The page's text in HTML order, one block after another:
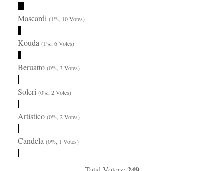
Mascardi(1%, 10 Votes)
Kouda(1%, 6 Votes)
Beruatto(0%, 3 Votes)
Soleri(0%, 2 Votes)
Artistico(0%, 2 Votes)
Candela(0%, 1 Votes)